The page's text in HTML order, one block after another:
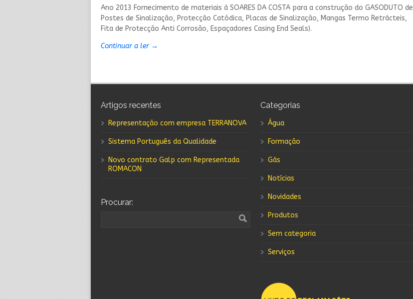
Ano 2013 Fornecimento de materiais à SOARES DA COSTA para a construção do GASODUTO de
Postes de Sinalização, Protecção Catódica, Placas de Sinalização, Mangas Termo Retrácteis,
Fita de Protecção Anti Corrosão, Espaçadores Casing End Seals).
Continuar a ler →
Artigos recentes
Representação com empresa TERRANOVA
Sistema Português da Qualidade
Novo contrato Galp com Representada
ROMACON
Procurar:
Categorias
Água
Formação
Gás
Notícias
Novidades
Produtos
Sem categoria
Serviços